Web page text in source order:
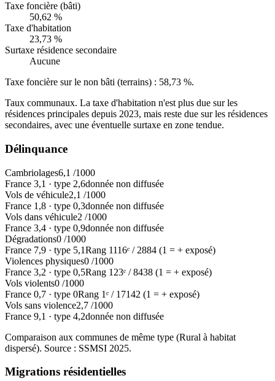
Taxe foncière (bâti)
50,62 %
Taxe d'habitation
23,73 %
Surtaxe résidence secondaire
Aucune
Taxe foncière sur le non bâti (terrains) : 58,73 %.
Taux communaux. La taxe d'habitation n'est plus due sur les
résidences principales depuis 2023, mais reste due sur les résidences
secondaires, avec une éventuelle surtaxe en zone tendue.
Délinquance
Cambriolages6,1 /1000
France 3,1 · type 2,6donnée non diffusée
Vols de véhicule2,1 /1000
France 1,8 · type 0,3donnée non diffusée
Vols dans véhicule2 /1000
France 3,4 · type 0,9donnée non diffusée
Dégradations0 /1000
France 7,9 · type 5,1Rang 1116ᵉ / 2884 (1 = + exposé)
Violences physiques0 /1000
France 3,2 · type 0,5Rang 123ᵉ /8438 (1 = + exposé)
Vols violents0 /1000
France 0,7 · type 0Rang 1ᵉ / 17142 (1 = + exposé)
Vols sans violence2,7 /1000
France 9,1 · type 4,2donnée non diffusée
Comparaison aux communes de même type (Rural à habitat
dispersé). Source : SSMSI 2025.
Migrations résidentielles